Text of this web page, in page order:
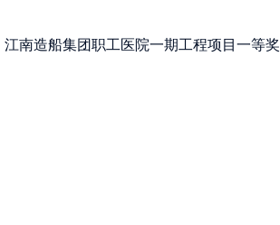
江南造船集团职工医院一期工程项目一等奖